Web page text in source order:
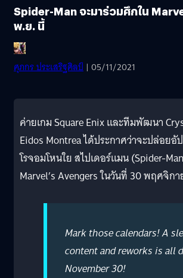
Spider-Man จะมาร่วมศึกใน
พ.ย. นี้
ศุภกร ประเสริฐศิลป์ | 05/11/2021
ค่ายเกม Square Enix และทีมพัฒนา
Eidos Montrea ได้ประกาศว่าจะปล่อยอั
โรจอมโหนใย สไปเดอร์แมน (Spider-
Marvel’s Avengers ในวันที่ 30 พฤศจิก
Mark those calendars! A
content and reworks is all
November 30!